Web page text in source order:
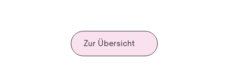
Zur Übersicht